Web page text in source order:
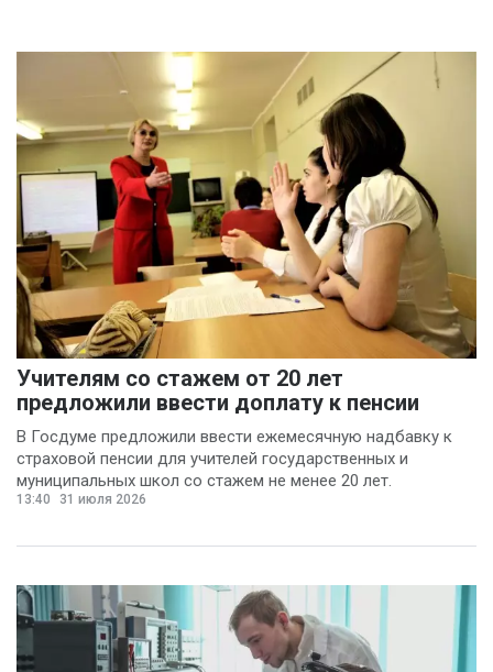
Учителям со стажем от 20 лет
предложили ввести доплату к пенсии
В Госдуме предложили ввести ежемесячную надбавку к
страховой пенсии для учителей государственных и
муниципальных школ со стажем не менее 20 лет.
13:40 31 июля 2026